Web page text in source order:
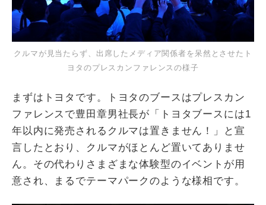
クルマが見当たらず、出席したメディア関係者を呆然とさせたト
ヨタのプレスカンファレンスの様子
まずはトヨタです。トヨタのブースはプレスカン
ファレンスで豊田章男社長が「トヨタブースには1
年以内に発売されるクルマは置きません！」と宣
言したとおり、クルマがほとんど置いてありませ
ん。その代わりさまざまな体験型のイベントが用
意され、まるでテーマパークのような様相です。